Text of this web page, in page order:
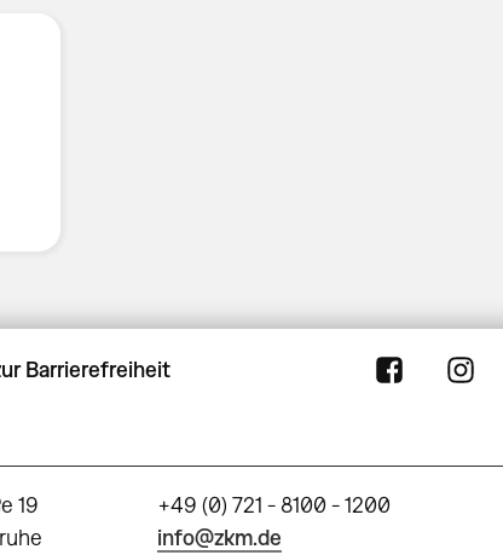
Barrierefreiheit
19
+49 (0) 721 - 8100 - 1200
info@zkm.de